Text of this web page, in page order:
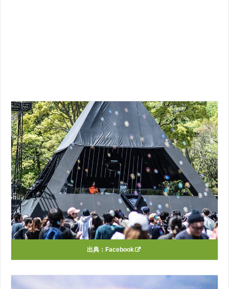
出典： Facebook